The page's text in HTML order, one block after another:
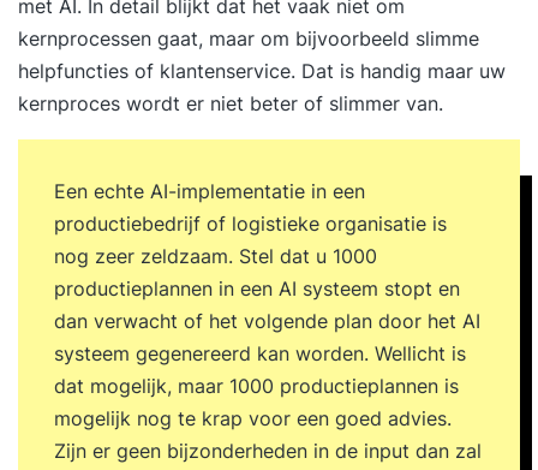
met AI. In detail blijkt dat het vaak niet om
kernprocessen gaat, maar om bijvoorbeeld slimme
helpfuncties of klantenservice. Dat is handig maar uw
kernproces wordt er niet beter of slimmer van.
Een echte AI-implementatie in een
productiebedrijf of logistieke organisatie is
nog zeer zeldzaam. Stel dat u 1000
productieplannen in een AI systeem stopt en
dan verwacht of het volgende plan door het AI
systeem gegenereerd kan worden. Wellicht is
dat mogelijk, maar 1000 productieplannen is
mogelijk nog te krap voor een goed advies.
Zijn er geen bijzonderheden in de input dan zal